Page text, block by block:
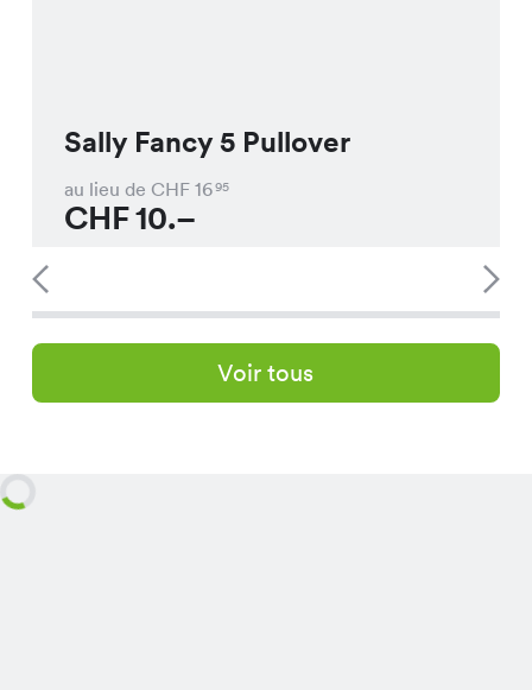
Sally Fancy 5 Pullover
au lieu de CHF 1695
CHF10.–
Voir tous